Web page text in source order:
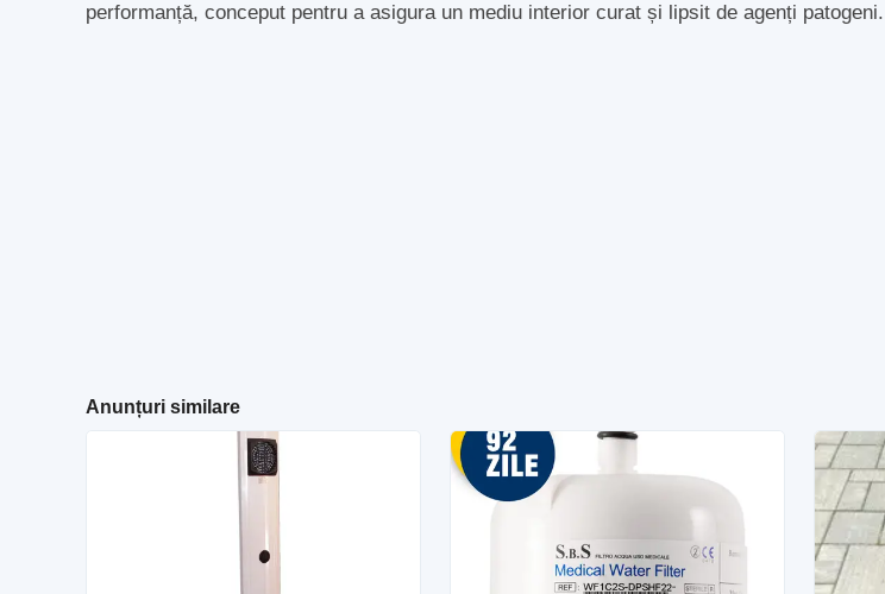
performanță, conceput pentru a asigura un mediu interior curat și lipsit de agenți patogeni.
Anunțuri similare